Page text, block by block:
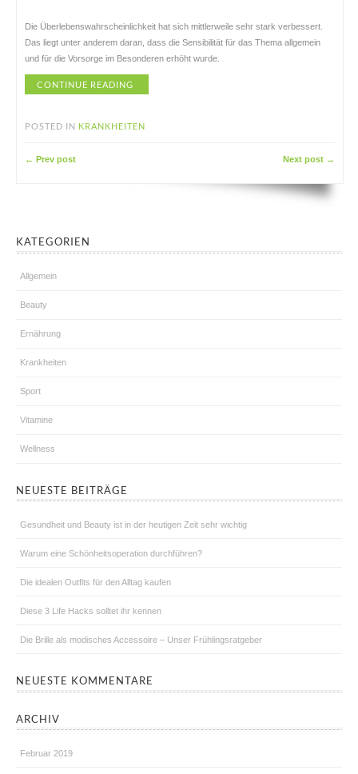
Die Überlebenswahrscheinlichkeit hat sich mittlerweile sehr stark verbessert.
Das liegt unter anderem daran, dass die Sensibilität für das Thema allgemein
und für die Vorsorge im Besonderen erhöht wurde.
CONTINUE READING
POSTED IN KRANKHEITEN
← Prev post Next post →
KATEGORIEN
Allgemein
Beauty
Ernährung
Krankheiten
Sport
Vitamine
Wellness
NEUESTE BEITRÄGE
Gesundheit und Beauty ist in der heutigen Zeit sehr wichtig
Warum eine Schönheitsoperation durchführen?
Die idealen Outfits für den Alltag kaufen
Diese 3 Life Hacks solltet ihr kennen
Die Brille als modisches Accessoire – Unser Frühlingsratgeber
NEUESTE KOMMENTARE
ARCHIV
Februar 2019